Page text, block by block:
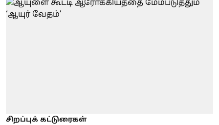
சிறப்புக் கட்டுரைகள்